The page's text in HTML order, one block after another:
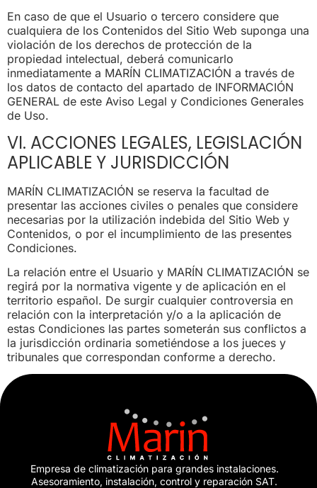
En caso de que el Usuario o tercero considere que
cualquiera de los Contenidos del Sitio Web suponga una
violación de los derechos de protección de la
propiedad intelectual, deberá comunicarlo
inmediatamente a MARÍN CLIMATIZACIÓN a través de
los datos de contacto del apartado de INFORMACIÓN
GENERAL de este Aviso Legal y Condiciones Generales
de Uso.
VI. ACCIONES LEGALES, LEGISLACIÓN
APLICABLE Y JURISDICCIÓN
MARÍN CLIMATIZACIÓN se reserva la facultad de
presentar las acciones civiles o penales que considere
necesarias por la utilización indebida del Sitio Web y
Contenidos, o por el incumplimiento de las presentes
Condiciones.
La relación entre el Usuario y MARÍN CLIMATIZACIÓN se
regirá por la normativa vigente y de aplicación en el
territorio español. De surgir cualquier controversia en
relación con la interpretación y/o a la aplicación de
estas Condiciones las partes someterán sus conflictos a
la jurisdicción ordinaria sometiéndose a los jueces y
tribunales que correspondan conforme a derecho.
Empresa de climatización para grandes instalaciones.
Asesoramiento, instalación, control y reparación SAT.